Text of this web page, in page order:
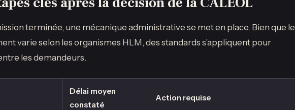
terminée, une mécanique administrative se met en place. Bien que le
varie selon les organismes HLM, des standards s’appliquent pour
les demandeurs.
Délai moyen
constaté
Action requise